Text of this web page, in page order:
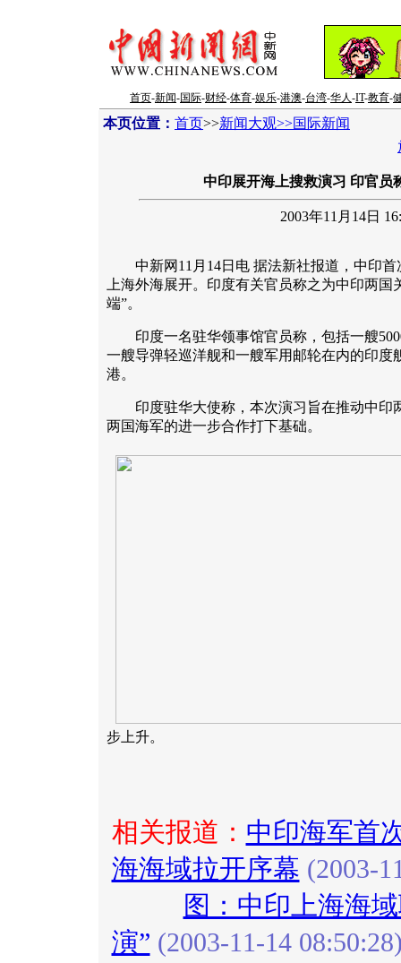
首页-新闻-国际-财经-体育-娱乐-港澳-台湾-华人-IT-教育-
本页位置： 首页>>新闻大观>>国际新闻
中印展开海上搜救演习 印官员
2003年11月14日
中新网11月14日电 据法新社报道，中印首
上海外海展开。印度有关官员称之为中印两国
端”。
印度一名驻华领事馆官员称，包括一艘
一艘导弹轻巡洋舰和一艘军用邮轮在内的印度
港。
印度驻华大使称，本次演习旨在推动中印
两国海军的进一步合作打下基础。
步上升。
相关报道： 中印海军首
海海域拉开序幕 (2003-
图：中印上海海
演” (2003-11-14